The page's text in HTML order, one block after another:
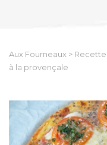
Aux Fourneaux >
à la provençale